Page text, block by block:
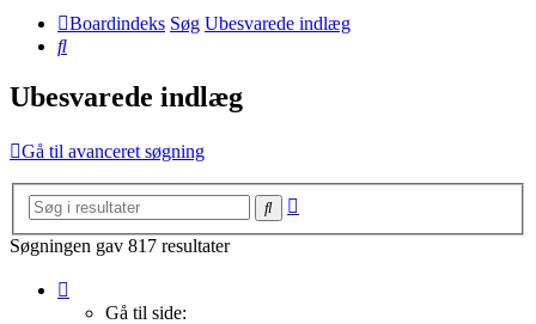
Boardindeks Søg Ubesvarede indlæg
Søg
Ubesvarede indlæg
Gå til avanceret søgning
Søg
Søgningen gav 817 resultater
Gå til side: